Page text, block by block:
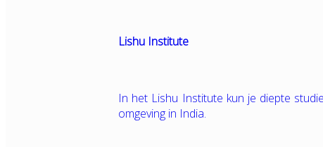
Lishu Institute
In het Lishu Institute kun je diepte
omgeving in India.